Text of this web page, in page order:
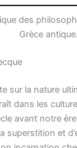
des
Grèce antique.
sur la nature
dans les
avant notre
superstition et